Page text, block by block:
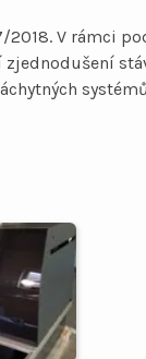
V rámci